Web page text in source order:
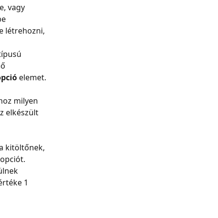
vagy
létrehozni,
elemet.
milyen
elkészült
kitöltőnek,
opciót.
1